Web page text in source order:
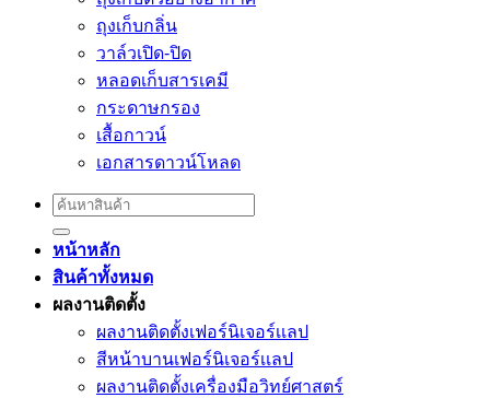
ถุงเก็บกลิ่น
วาล์วเปิด-ปิด
หลอดเก็บสารเคมี
กระดาษกรอง
เสื้อกาวน์
เอกสารดาวน์โหลด
Search
for:
หน้าหลัก
สินค้าทั้งหมด
ผลงานติดตั้ง
ผลงานติดตั้งเฟอร์นิเจอร์เเลป
สีหน้าบานเฟอร์นิเจอร์เเลป
ผลงานติดตั้งเครื่องมือวิทย์ศาสตร์